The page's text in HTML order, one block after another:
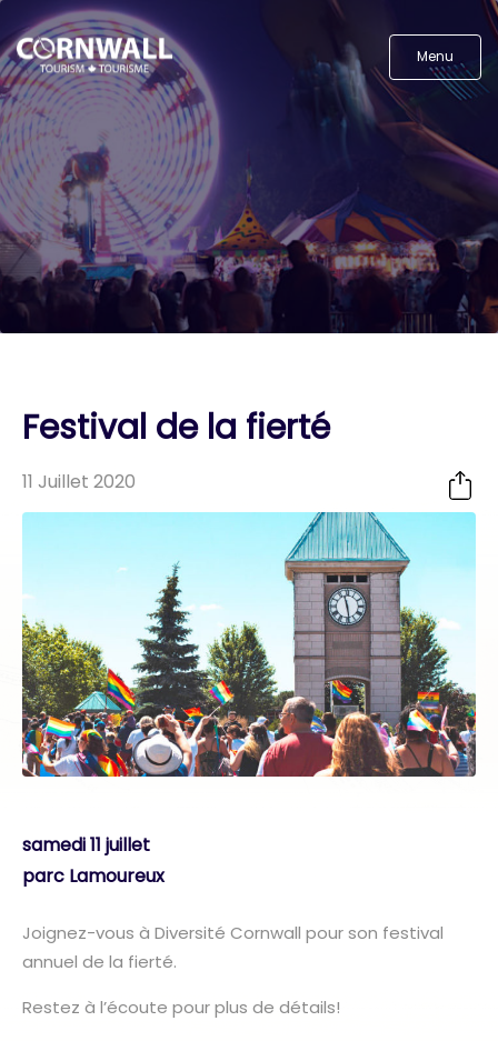
Menu
Festival de la fierté
11 Juillet 2020
samedi 11 juillet
parc Lamoureux
Joignez-vous à Diversité Cornwall pour son festival
annuel de la fierté.
Restez à l’écoute pour plus de détails!